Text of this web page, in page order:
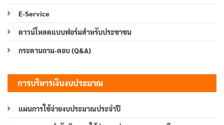
E-Service
ดาวน์โหลดแบบฟอร์มสำหรับประชาชน
กระดานถาม-ตอบ (Q&A)
การบริหารเงินงบประมาณ
แผนการใช้จ่ายงบประมาณประจำปี